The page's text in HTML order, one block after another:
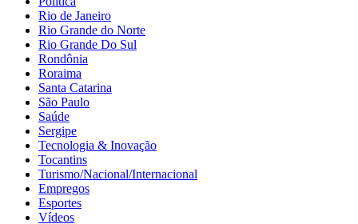
Rio de Janeiro
Rio Grande do Norte
Rio Grande Do Sul
Rondônia
Roraima
Santa Catarina
São Paulo
Saúde
Sergipe
Tecnologia & Inovação
Tocantins
Turismo/Nacional/Internacional
Empregos
Esportes
Vídeos